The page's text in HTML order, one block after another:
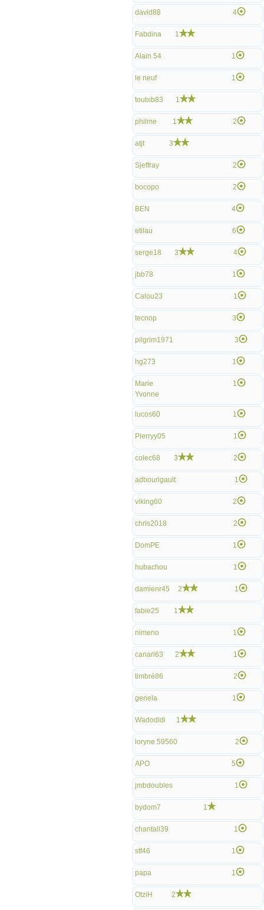
david88 4
Fabdina 1
Alain 54 1
le neuf 1
toubib83 1
philme 1 2
atjt 3
Sjeffray 2
bocopo 2
BEN 4
etilau 6
serge18 3 4
jbb78 1
Calou23 1
tecnop 3
pilgrim1971 3
hg273 1
Marie
Yvonne
1
lucos60 1
Pierryy05 1
colec68 3 2
adbourigault 1
viking60 2
chris2018 2
DomPE 1
hubachou 1
damienr45 2 1
fabie25 1
nimeno 1
canari63 2 1
timbré86 2
genela 1
Wadodidi 1
loryne.59560 2
APO 5
jmbdoubles 1
bydom7 1
chantall39 1
stf46 1
papa 1
OtziH 2